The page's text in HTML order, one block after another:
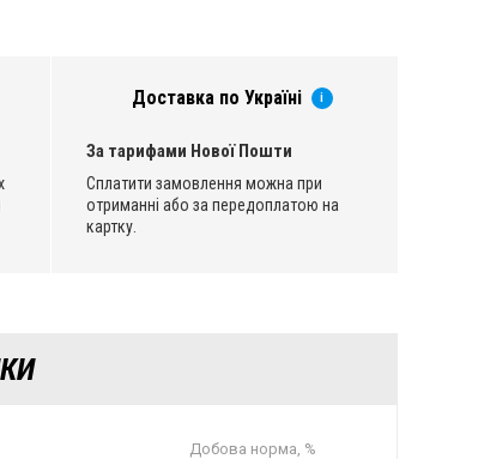
Доставка по Україні i
За тарифами Нової Пошти
Сплатити замовлення можна при
отриманні або за передоплатою на
картку.
Добова норма, %